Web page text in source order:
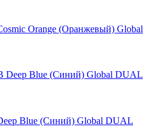
Orange (Оранжевый) Global
Blue (Синий) Global DUAL